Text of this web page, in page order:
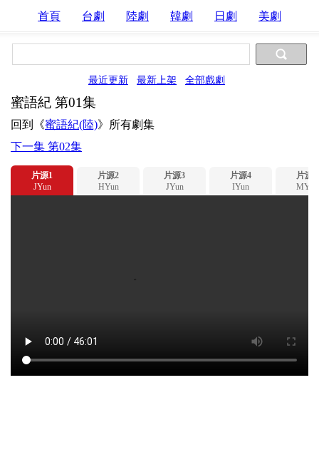
首頁 台劇 陸劇 韓劇 日劇 美劇
最近更新 最新上架 全部戲劇
蜜語紀 第01集
回到《蜜語紀(陸)》所有劇集
下一集 第02集
片源1
JYun
片源2
HYun
片源3
JYun
片源4
IYun
片源5
MYun